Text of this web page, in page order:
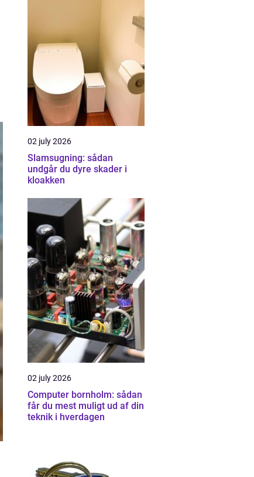
02 july 2026
Slamsugning: sådan
undgår du dyre skader i
kloakken
02 july 2026
Computer bornholm: sådan
får du mest muligt ud af din
teknik i hverdagen